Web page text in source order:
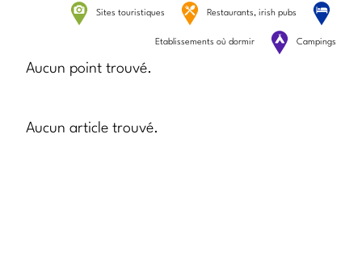
Sites touristiques Restaurants, irish pubs
Etablissements où dormir Campings
Aucun point trouvé.
Aucun article trouvé.